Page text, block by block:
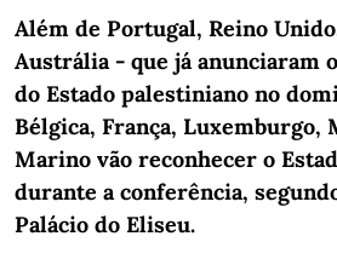
Além de Portugal, Reino
Austrália - que já anunciaram
do Estado palestiniano no
Bélgica, França, Luxemburgo,
Marino vão reconhecer o
durante a conferência,
Palácio do Eliseu.